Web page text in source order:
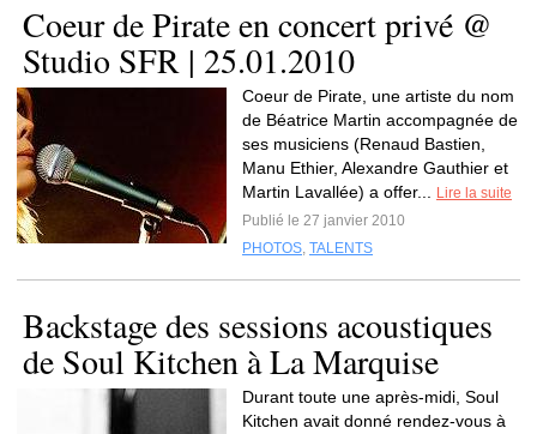
Coeur de Pirate en concert privé @
Studio SFR | 25.01.2010
Coeur de Pirate, une artiste du nom
de Béatrice Martin accompagnée de
ses musiciens (Renaud Bastien,
Manu Ethier, Alexandre Gauthier et
Martin Lavallée) a offer...
Lire la suite
Publié le 27 janvier 2010
PHOTOS, TALENTS
Backstage des sessions acoustiques
de Soul Kitchen à La Marquise
Durant toute une après-midi, Soul
Kitchen avait donné rendez-vous à